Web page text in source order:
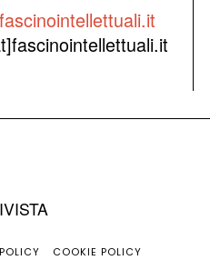
COOKIE POLICY